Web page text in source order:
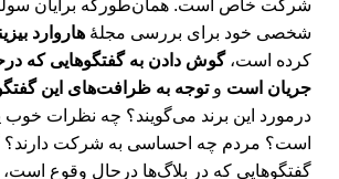
شرکت خاص است. همان‌طورکه برایان
شخصی خود برای بررسی مجلۀ هاروارد
کرده است،گوش دادن به گفتگوهایی که
جریان است وتوجه به ظرافت‌های این
درمورد این برند می‌گویند؟ چه نظرات خوب
است؟ مردم چه احساسی به شرکت دارند؟
گفتگوهایی که در بلاگ‌ها درحال وقوع است،